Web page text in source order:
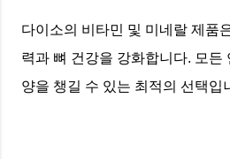
다이소의 비타민 및 미네랄 제품
력과 뼈 건강을 강화합니다. 모든
양을 챙길 수 있는 최적의 선택입